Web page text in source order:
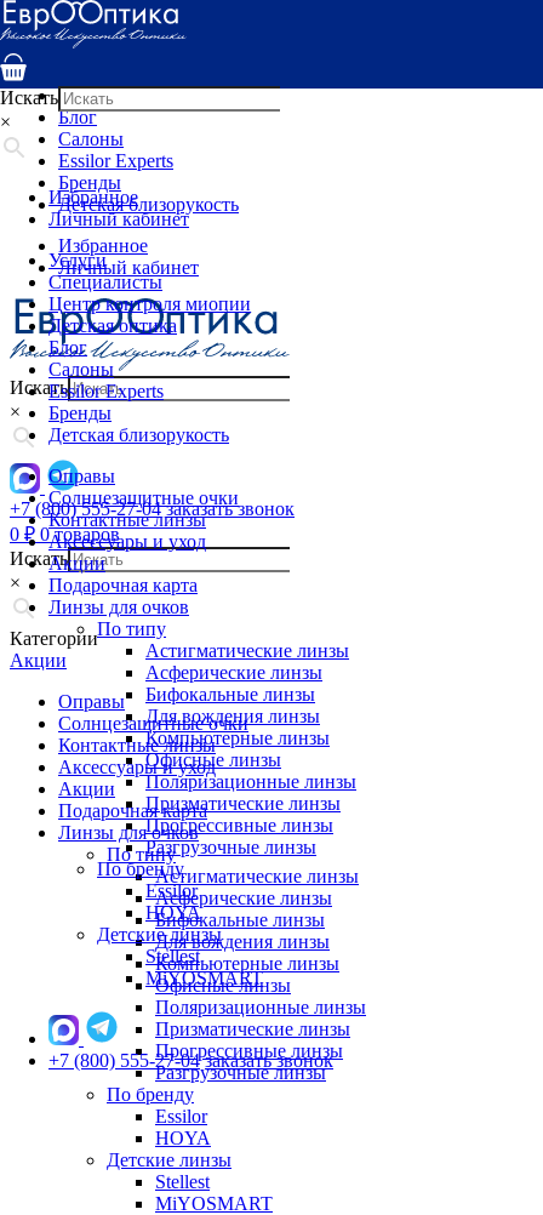
Услуги
Специалисты
Детская оптика
Блог
Салоны
Essilor Experts
Бренды
Детская близорукость
Избранное
Личный кабинет
Искать
×
+7 (800) 555-27-04 заказать звонок
0 ₽ 0 товаров
Искать
×
Категории
Акции
Оправы
Солнцезащитные очки
Контактные линзы
Аксессуары и уход
Акции
Подарочная карта
Линзы для очков
По типу
Астигматические линзы
Асферические линзы
Бифокальные линзы
Для вождения линзы
Компьютерные линзы
Офисные линзы
Поляризационные линзы
Призматические линзы
Прогрессивные линзы
Разгрузочные линзы
По бренду
Essilor
HOYA
Детские линзы
Stellest
MiYOSMART
Искать
×
Избранное
Личный кабинет
Услуги
Специалисты
Центр контроля миопии
Детская оптика
Блог
Салоны
Essilor Experts
Бренды
Детская близорукость
Оправы
Солнцезащитные очки
Контактные линзы
Аксессуары и уход
Акции
Подарочная карта
Линзы для очков
По типу
Астигматические линзы
Асферические линзы
Бифокальные линзы
Для вождения линзы
Компьютерные линзы
Офисные линзы
Поляризационные линзы
Призматические линзы
Прогрессивные линзы
Разгрузочные линзы
По бренду
Essilor
HOYA
Детские линзы
Stellest
MiYOSMART
+7 (800) 555-27-04 заказать звонок